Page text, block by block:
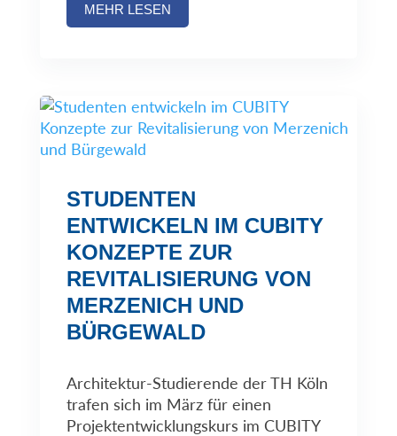
MEHR LESEN
STUDENTEN
ENTWICKELN IM CUBITY
KONZEPTE ZUR
REVITALISIERUNG VON
MERZENICH UND
BÜRGEWALD
Architektur-Studierende der TH Köln
trafen sich im März für einen
Projektentwicklungskurs im CUBITY